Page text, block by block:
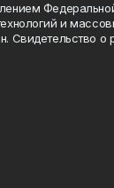
и
Свидетельство